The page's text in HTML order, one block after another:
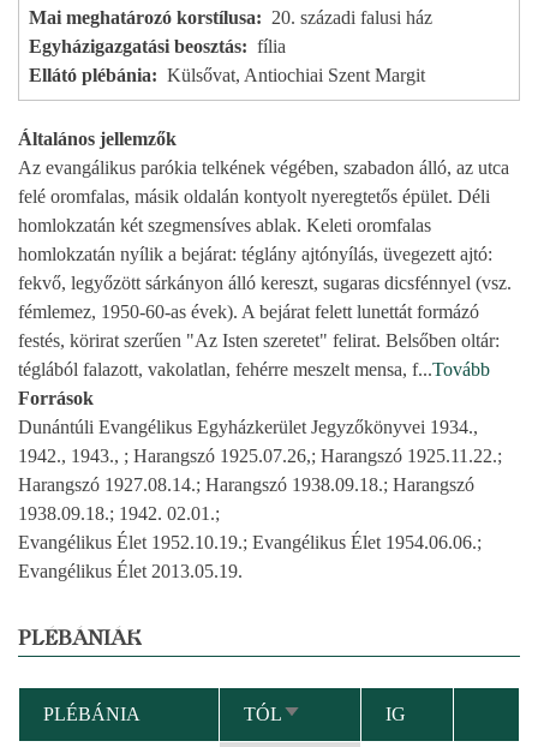
Mai meghatározó korstílusa
20. századi falusi ház
Egyházigazgatási beosztás
fília
Ellátó plébánia
Külsővat, Antiochiai Szent Margit
Általános jellemzők
Az evangálikus parókia telkének végében, szabadon álló, az utca
felé oromfalas, másik oldalán kontyolt nyeregtetős épület. Déli
homlokzatán két szegmensíves ablak. Keleti oromfalas
homlokzatán nyílik a bejárat: téglány ajtónyílás, üvegezett ajtó:
fekvő, legyőzött sárkányon álló kereszt, sugaras dicsfénnyel (vsz.
fémlemez, 1950-60-as évek). A bejárat felett lunettát formázó
festés, körirat szerűen "Az Isten szeretet" felirat. Belsőben oltár:
téglából falazott, vakolatlan, fehérre meszelt mensa, f...Tovább
Források
Dunántúli Evangélikus Egyházkerület Jegyzőkönyvei 1934.,
1942., 1943., ; Harangszó 1925.07.26,; Harangszó 1925.11.22.;
Harangszó 1927.08.14.; Harangszó 1938.09.18.; Harangszó
1938.09.18.; 1942. 02.01.;
Evangélikus Élet 1952.10.19.; Evangélikus Élet 1954.06.06.;
Evangélikus Élet 2013.05.19.
PLÉBÁNIÁK
PLÉBÁNIA TÓLNÖVEKVŐ
IG